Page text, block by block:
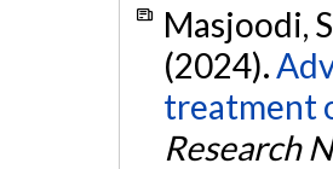
Masjoodi,
(2024).
treatment
Research